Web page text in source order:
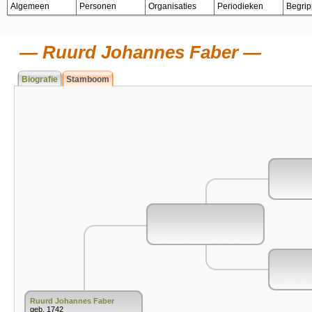
Algemeen Personen Organisaties Periodieken
Ruurd Johannes Faber
Biografie Stamboom
Ruurd Johannes Faber
geb. 1742